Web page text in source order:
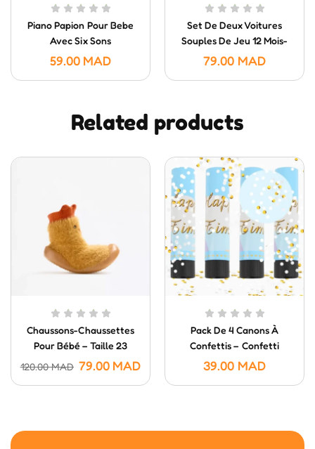
Piano Papion Pour Bebe
Avec Six Sons
59.00 MAD
Set De Deux Voitures
Souples De Jeu 12 Mois-
Huanger
79.00 MAD
Related products
Chaussons-Chaussettes
Pour Bébé – Taille 23
120.00MAD 79.00 MAD
Pack De 4 Canons À
Confettis – Confetti
Poppers (20 Cm)
39.00 MAD